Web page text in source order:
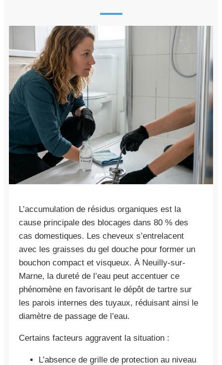
L’accumulation de résidus organiques est la
cause principale des blocages dans 80 % des
cas domestiques. Les cheveux s’entrelacent
avec les graisses du gel douche pour former un
bouchon compact et visqueux. À Neuilly-sur-
Marne, la dureté de l’eau peut accentuer ce
phénomène en favorisant le dépôt de tartre sur
les parois internes des tuyaux, réduisant ainsi le
diamètre de passage de l’eau.
Certains facteurs aggravent la situation :
L’absence de grille de protection au niveau